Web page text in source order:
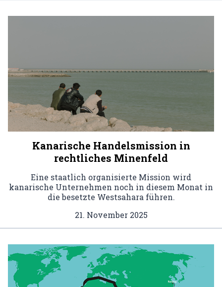
Kanarische Handelsmission in
rechtliches Minenfeld
Eine staatlich organisierte Mission wird
kanarische Unternehmen noch in diesem Monat in
die besetzte Westsahara führen.
21. November 2025